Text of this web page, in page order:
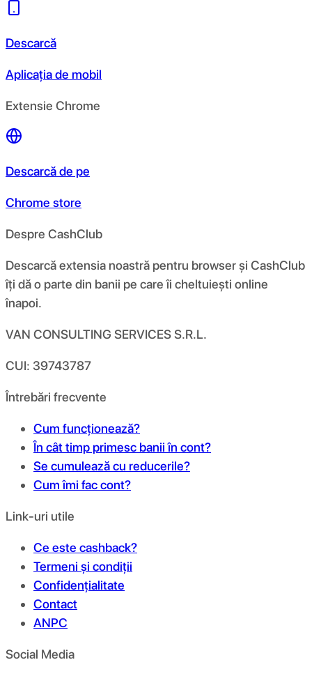
Descarcă
Aplicația de mobil
Extensie Chrome
Descarcă de pe
Chrome store
Despre CashClub
Descarcă extensia noastră pentru browser și CashClub
îți dă o parte din banii pe care îi cheltuiești online
înapoi.
VAN CONSULTING SERVICES S.R.L.
CUI: 39743787
Întrebări frecvente
Cum funcționează?
În cât timp primesc banii în cont?
Se cumulează cu reducerile?
Cum îmi fac cont?
Link-uri utile
Ce este cashback?
Termeni și condiții
Confidențialitate
Contact
ANPC
Social Media